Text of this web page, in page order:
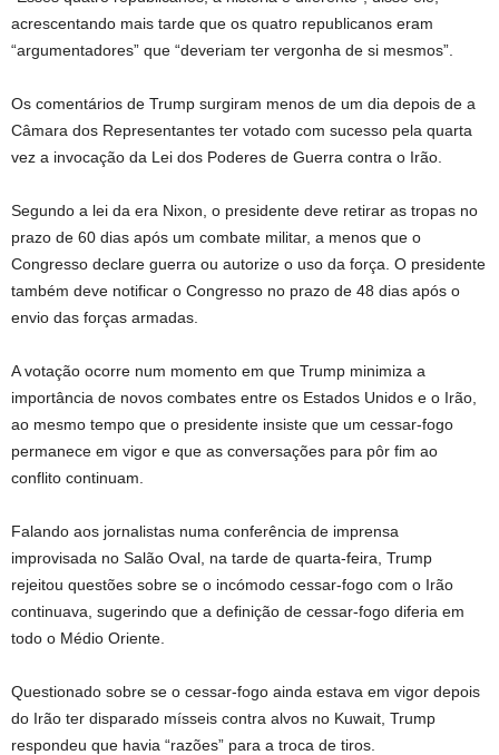
acrescentando mais tarde que os quatro republicanos eram
“argumentadores” que “deveriam ter vergonha de si mesmos”.
Os comentários de Trump surgiram menos de um dia depois de a
Câmara dos Representantes ter votado com sucesso pela quarta
vez a invocação da Lei dos Poderes de Guerra contra o Irão.
Segundo a lei da era Nixon, o presidente deve retirar as tropas no
prazo de 60 dias após um combate militar, a menos que o
Congresso declare guerra ou autorize o uso da força. O presidente
também deve notificar o Congresso no prazo de 48 dias após o
envio das forças armadas.
A votação ocorre num momento em que Trump minimiza a
importância de novos combates entre os Estados Unidos e o Irão,
ao mesmo tempo que o presidente insiste que um cessar-fogo
permanece em vigor e que as conversações para pôr fim ao
conflito continuam.
Falando aos jornalistas numa conferência de imprensa
improvisada no Salão Oval, na tarde de quarta-feira, Trump
rejeitou questões sobre se o incómodo cessar-fogo com o Irão
continuava, sugerindo que a definição de cessar-fogo diferia em
todo o Médio Oriente.
Questionado sobre se o cessar-fogo ainda estava em vigor depois
do Irão ter disparado mísseis contra alvos no Kuwait, Trump
respondeu que havia “razões” para a troca de tiros.